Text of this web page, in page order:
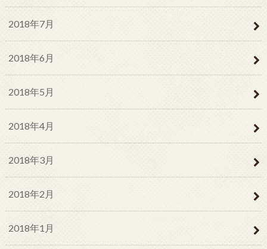
2018年7月
2018年6月
2018年5月
2018年4月
2018年3月
2018年2月
2018年1月